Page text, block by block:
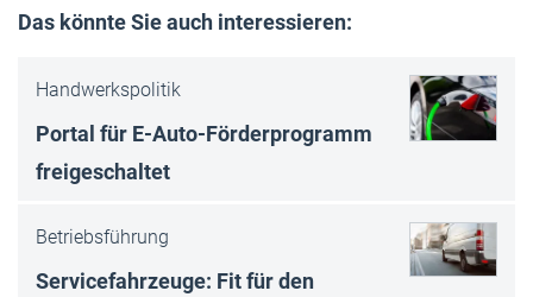
Das könnte Sie auch interessieren:
Handwerkspolitik
Portal für E-Auto-Förderprogramm
freigeschaltet
Betriebsführung
Servicefahrzeuge: Fit für den